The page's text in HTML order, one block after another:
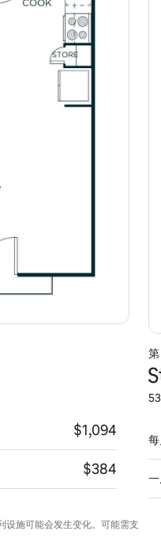
$1,094
$384
设施可能会发生变化。可能需支